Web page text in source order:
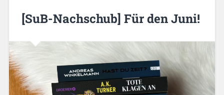
[SuB-Nachschub] Für den Juni!